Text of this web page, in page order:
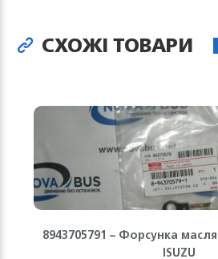
СХОЖІ ТОВАРИ
8943705791 – Форсунка
ISUZU